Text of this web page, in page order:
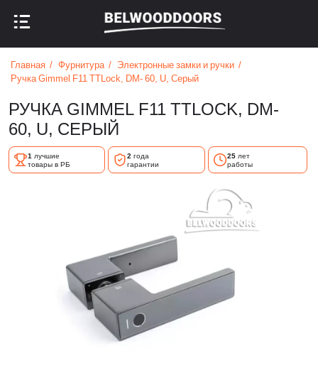
НАЗАД В МЕНЮ
НАЗАД В МЕНЮ
Главная Фурнитура
Электронные замки и ручки
Ручка Gimmel F11 TTLock, DM- 60, U, Серый
РУЧКА GIMMEL F11 TTLOCK, DM-
60, U, СЕРЫЙ
1 лучшие
товары в РБ
2 года
гарантии
25лет
работы